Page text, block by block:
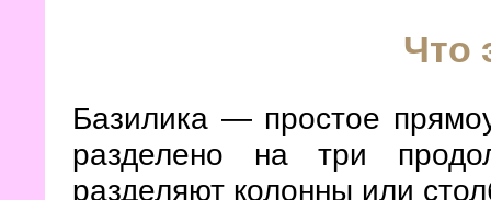
Что
Базилика — простое
разделено на три
разделяют колонны или